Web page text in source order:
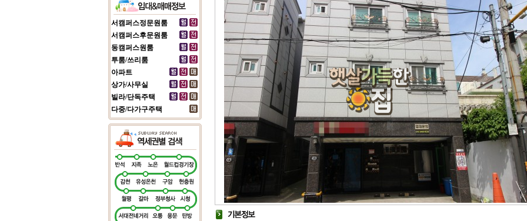
서캠퍼스정문원룸
서캠퍼스후문원룸
동캠퍼스원룸
투룸/쓰리룸
아파트
상가/사무실
빌라/단독주택
다중/다가구주택